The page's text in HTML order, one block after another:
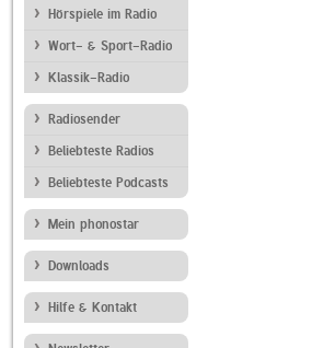
Hörspiele im Radio
Wort- & Sport-Radio
Klassik-Radio
Radiosender
Beliebteste Radios
Beliebteste Podcasts
Mein phonostar
Downloads
Hilfe & Kontakt